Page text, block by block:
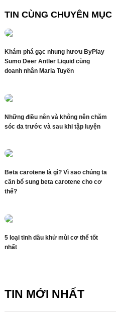
TIN CÙNG CHUYÊN MỤC
Khám phá gạc nhung hươu ByPlay
Sumo Deer Antler Liquid cùng
doanh nhân Maria Tuyền
Những điều nên và không nên chăm
sóc da trước và sau khi tập luyện
Beta carotene là gì? Vì sao chúng ta
cần bổ sung beta carotene cho cơ
thể?
5 loại tinh dầu khử mùi cơ thể tốt
nhất
TIN MỚI NHẤT